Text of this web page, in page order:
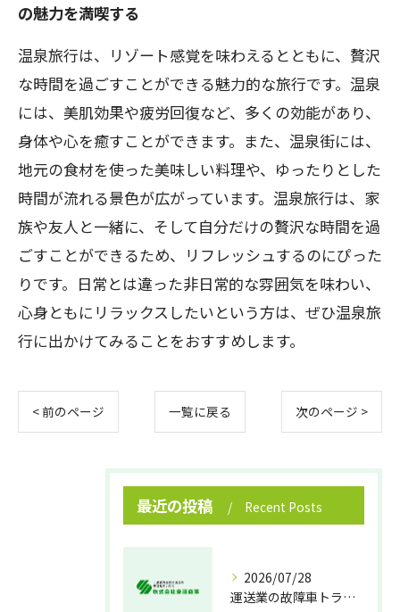
の魅力を満喫する
温泉旅行は、リゾート感覚を味わえるとともに、贅沢
な時間を過ごすことができる魅力的な旅行です。温泉
には、美肌効果や疲労回復など、多くの効能があり、
身体や心を癒すことができます。また、温泉街には、
地元の食材を使った美味しい料理や、ゆったりとした
時間が流れる景色が広がっています。温泉旅行は、家
族や友人と一緒に、そして自分だけの贅沢な時間を過
ごすことができるため、リフレッシュするのにぴった
りです。日常とは違った非日常的な雰囲気を味わい、
心身ともにリラックスしたいという方は、ぜひ温泉旅
行に出かけてみることをおすすめします。
< 前のページ 一覧に戻る 次のページ >
最近の投稿 Recent Posts
2026/07/28
運送業の故障車トラブル即時対処法